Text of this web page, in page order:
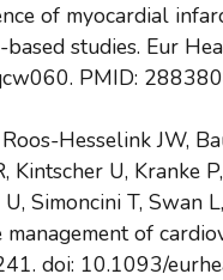
of myocardial
studies. Eur
PMID:
Hesselink JW,
Kintscher U, Kranke
Simoncini T, Swan
of
doi: 10.1093/